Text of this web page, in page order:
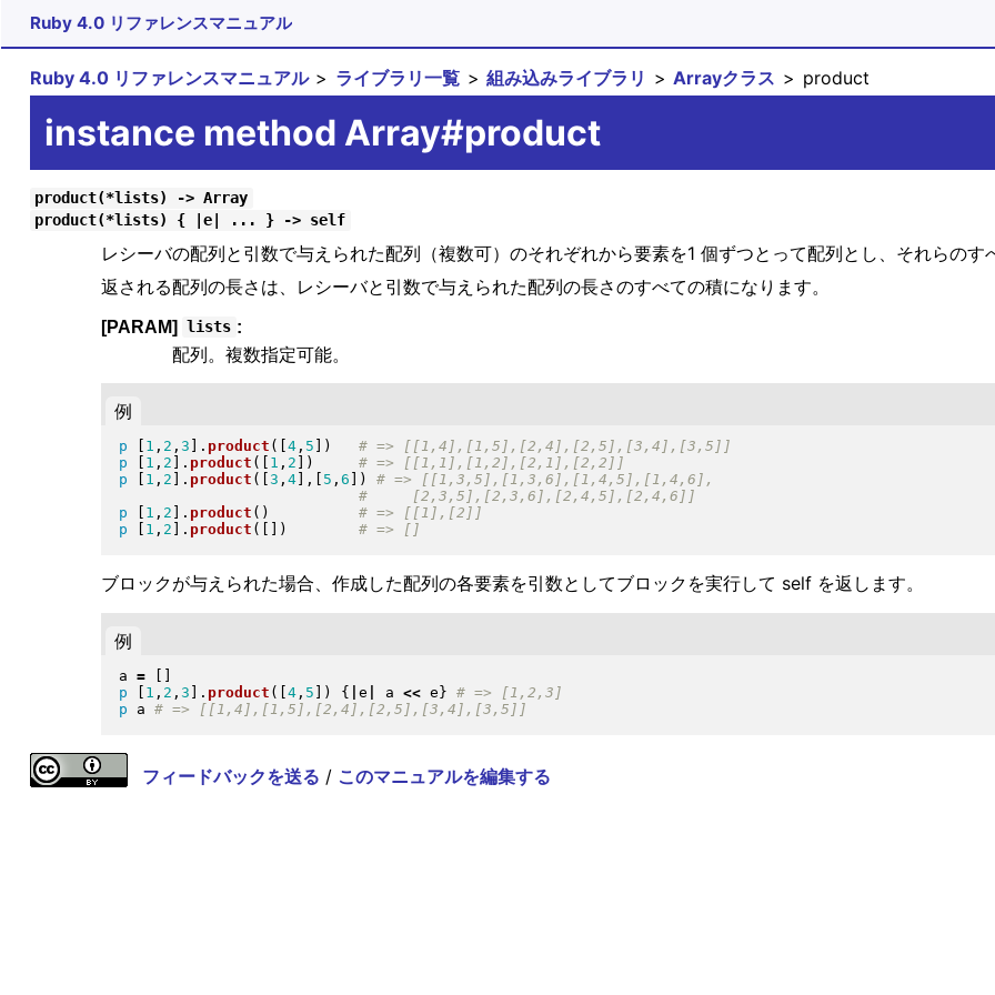
Ruby 4.0 リファレンスマニュアル
Ruby 4.0 リファレンスマニュアル ライブラリ一覧 組み込みライブラリ Arrayクラス product
instance method Array#product
product(*lists) -> Array
product(*lists) { |e| ... } -> self
レシーバの配列と引数で与えられた配列（複数可）のそれぞれから要素を1 個ずつとって配列とし、それらの
返される配列の長さは、レシーバと引数で与えられた配列の長さのすべての積になります。
[PARAM] lists :
配列。複数指定可能。
例
p 1 , 2 , 3 . product ( 4, 5 )
p
1 , 2 . product ( 1 , 2 )
p
1 , 2 . product ( 3 , 4] , 5 , 6 )
p
1 , 2 . product ( )
p
1 , 2 . product ( )
ブロックが与えられた場合、作成した配列の各要素を引数としてブロックを実行して self を返します。
例
a =
p
1 , 2 , 3 . product ( 4, 5 ) { e a << e }
p a
フィードバックを送る / このマニュアルを編集する